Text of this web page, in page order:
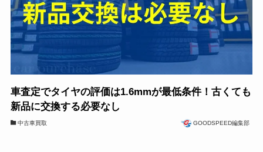
車査定でタイヤの評価は1.6mmが最低条件！古くても
新品に交換する必要なし
中古車買取 GOODSPEED編集部